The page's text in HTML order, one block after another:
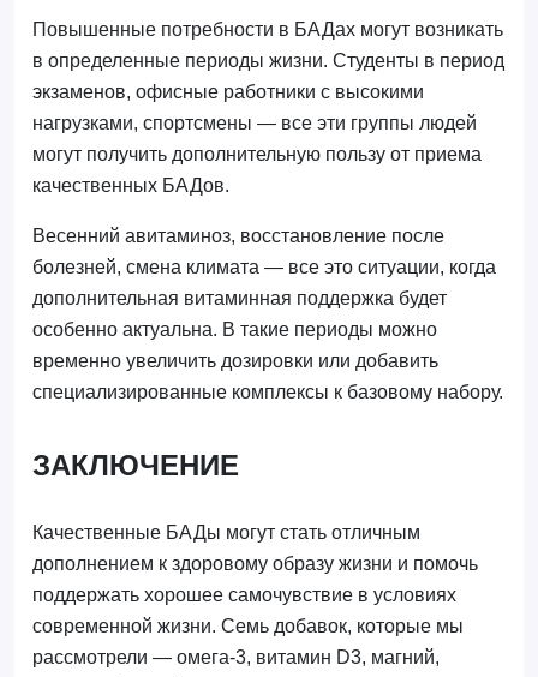
Повышенные потребности в БАДах могут возникать
в определенные периоды жизни. Студенты в период
экзаменов, офисные работники с высокими
нагрузками, спортсмены — все эти группы людей
могут получить дополнительную пользу от приема
качественных БАДов.
Весенний авитаминоз, восстановление после
болезней, смена климата — все это ситуации, когда
дополнительная витаминная поддержка будет
особенно актуальна. В такие периоды можно
временно увеличить дозировки или добавить
специализированные комплексы к базовому набору.
ЗАКЛЮЧЕНИЕ
Качественные БАДы могут стать отличным
дополнением к здоровому образу жизни и помочь
поддержать хорошее самочувствие в условиях
современной жизни. Семь добавок, которые мы
рассмотрели — омега-3, витамин D3, магний,